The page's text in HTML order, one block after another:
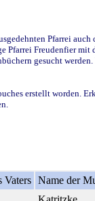
Pfarrei
Pfarrei Freudenfier
gesucht
erstellt worden.
Vaters Name der